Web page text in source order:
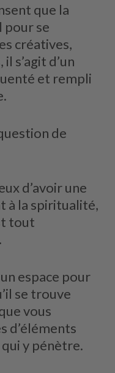
que la
pour se
créatives,
s’agit d’un
et rempli
de
d’avoir une
à la spiritualité,
tout
espace pour
se trouve
vous
d’éléments
qui y pénètre.